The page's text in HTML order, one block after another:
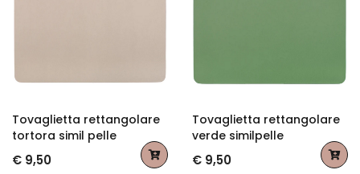
Tovaglietta rettangolare
tortora simil pelle
€ 9,50
Tovaglietta rettangolare
verde similpelle
€ 9,50